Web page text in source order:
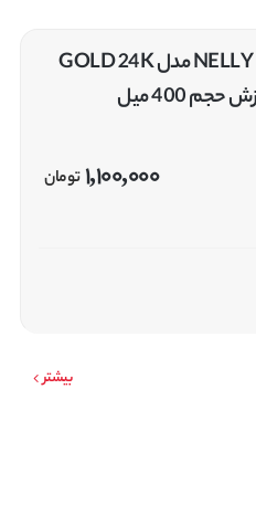
نرم کننده مو نلی پروفشنال NELLY مدل GOLD 24K
1,100,000 تومان
بیشتر